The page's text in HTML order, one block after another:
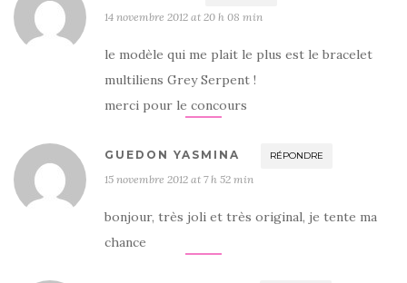
14 novembre 2012 at 20 h 08 min
le modèle qui me plait le plus est le bracelet
multiliens Grey Serpent !
merci pour le concours
GUEDON YASMINA RÉPONDRE
15 novembre 2012 at 7 h 52 min
bonjour, très joli et très original, je tente ma
chance